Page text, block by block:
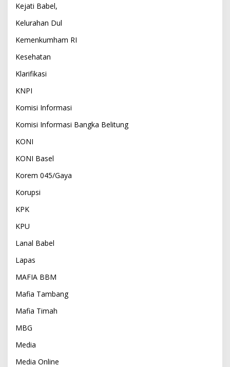
Kejati Babel,
Kelurahan Dul
Kemenkumham RI
Kesehatan
Klarifikasi
KNPI
Komisi Informasi
Komisi Informasi Bangka Belitung
KONI
KONI Basel
Korem 045/Gaya
Korupsi
KPK
KPU
Lanal Babel
Lapas
MAFIA BBM
Mafia Tambang
Mafia Timah
MBG
Media
Media Online